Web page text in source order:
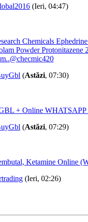
(Ieri, 04:47)
Chemicals
Powder Protonitazene
(Astăzi, 07:30)
+ Online WHATSAPP
(Astăzi, 07:29)
Ketamine Online
(Ieri, 02:26)